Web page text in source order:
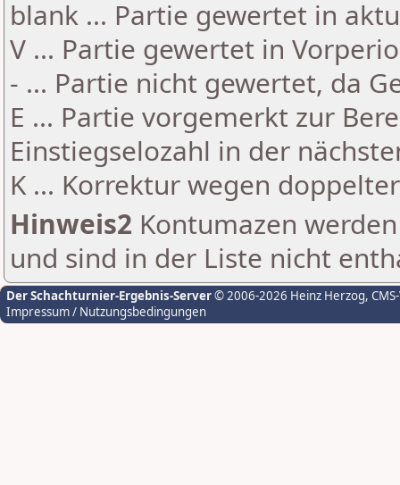
blank ... Partie gewertet in
V ... Partie gewertet in
- ... Partie nicht gewertet, da
E ... Partie vorgemerkt zur
Einstiegselozahl in der
K ... Korrektur wegen
Hinweis2 Kontumazen
und sind in der Liste nicht
Der Schachturnier-Ergebnis-Server© 2006-2026 Heinz Herzog,
Impressum / Nutzungsbedingungen